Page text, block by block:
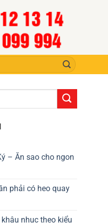
– Ăn sao cho ngon
phải có heo quay
nhục theo kiểu